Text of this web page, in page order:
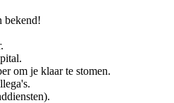
bekend!
om je klaar te stomen.